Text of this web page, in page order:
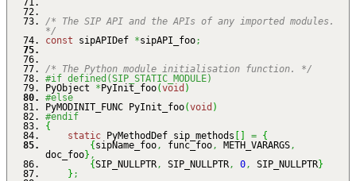
/* The SIP API and the APIs of any imported modules.
*/
const sipAPIDef *sipAPI_foo;
/* The Python module initialisation function. */
#if defined(SIP_STATIC_MODULE)
PyObject * PyInit_foo(void )
#else
PyMODINIT_FUNC PyInit_foo(void )
#endif
{
static PyMethodDef sip_methods = {
{ sipName_foo, func_foo, METH_VARARGS,
doc_foo} ,
{SIP_NULLPTR, SIP_NULLPTR, 0, SIP_NULLPTR}
} ;